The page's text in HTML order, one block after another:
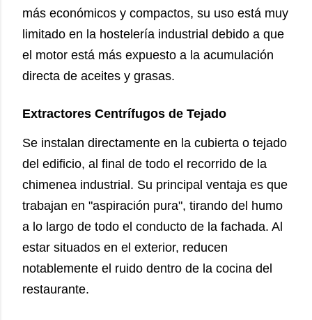
más económicos y compactos, su uso está muy
limitado en la hostelería industrial debido a que
el motor está más expuesto a la acumulación
directa de aceites y grasas.
Extractores Centrífugos de Tejado
Se instalan directamente en la cubierta o tejado
del edificio, al final de todo el recorrido de la
chimenea industrial. Su principal ventaja es que
trabajan en "aspiración pura", tirando del humo
a lo largo de todo el conducto de la fachada. Al
estar situados en el exterior, reducen
notablemente el ruido dentro de la cocina del
restaurante.